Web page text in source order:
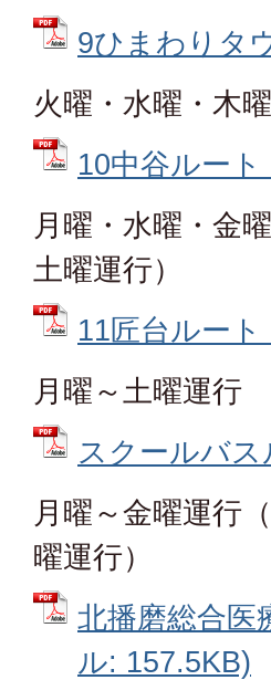
9ひまわりタ
火曜・水曜・木
10中谷ルー
月曜・水曜・金
土曜運行）
11匠台ルー
月曜～土曜運行
スクールバ
月曜～金曜運行
曜運行）
北播磨総合医
ル: 157.5KB)